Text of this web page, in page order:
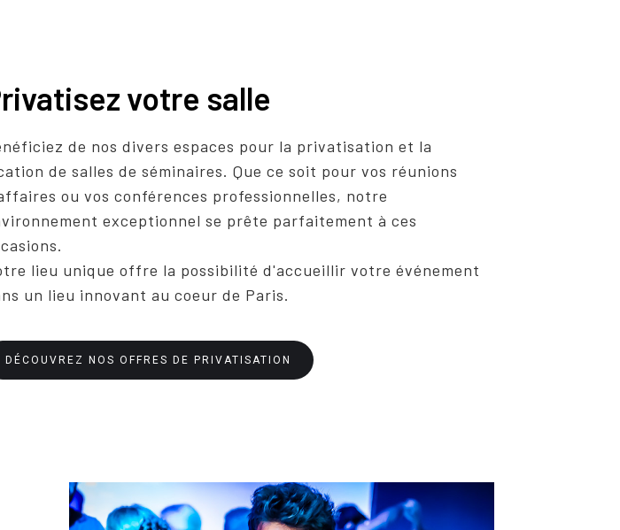
votre salle
de nos divers espaces pour la privatisation et la
de salles de séminaires. Que ce soit pour vos réunions
ou vos conférences professionnelles, notre
exceptionnel se prête parfaitement à ces
lieu unique offre la possibilité d'accueillir votre événement
un lieu innovant au coeur de Paris.
DÉCOUVREZ NOS OFFRES DE PRIVATISATION